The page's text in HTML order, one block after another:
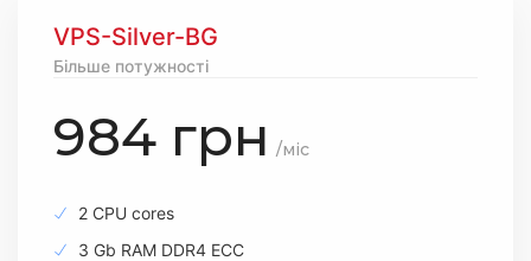
VPS-Silver-BG
Більше потужності
984 грн /міс
2 CPU cores
3 Gb RAM DDR4 ECC